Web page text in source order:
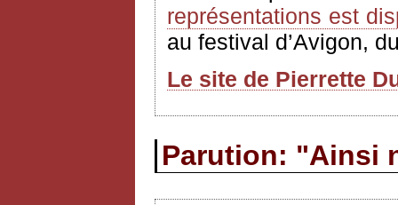
représentations est
au festival d’Avigon,
Le site de Pierrette
Parution: "Ainsi